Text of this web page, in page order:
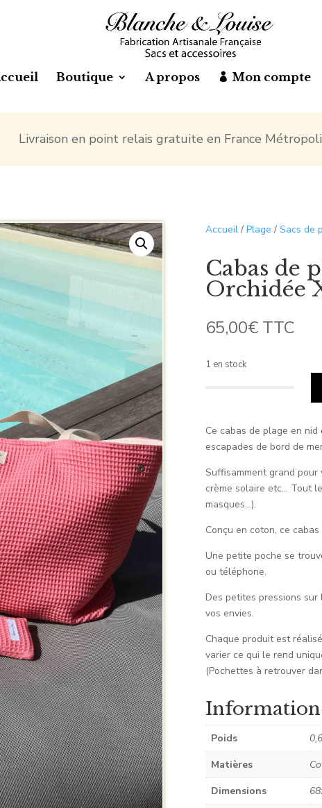
Boutique A propos Mon compte
Livraison en point relais gratuite en France
Accueil/ Plage / Sacs de
Cabas de
Orchidée
65,00€ TTC
1 en stock
Cabas
de
nid
d’abeille
Orchidée
Ce cabas de plage en
escapades de bord de
Suffisamment grand
crème solaire etc… Tout
masques…).
Conçu en coton, ce
Une petite poche se
ou téléphone.
Des petites pressions
vos envies.
Chaque produit est
varier ce qui le rend
(Pochettes à retrouver
Poids
Matières
Dimensions